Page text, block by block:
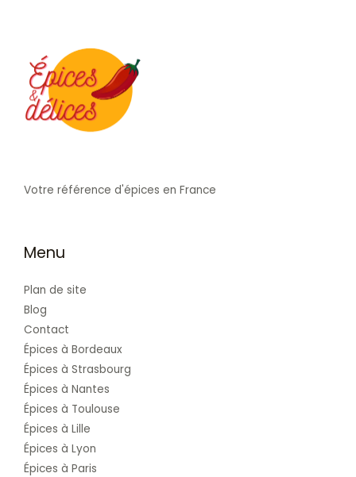
Votre référence d'épices en France
Menu
Plan de site
Blog
Contact
Épices à Bordeaux
Épices à Strasbourg
Épices à Nantes
Épices à Toulouse
Épices à Lille
Épices à Lyon
Épices à Paris